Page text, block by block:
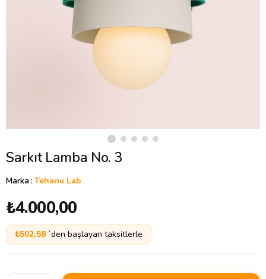
Sarkıt Lamba No. 3
Marka: Tehanu Lab
₺4.000,00
₺502,58 `den başlayan taksitlerle